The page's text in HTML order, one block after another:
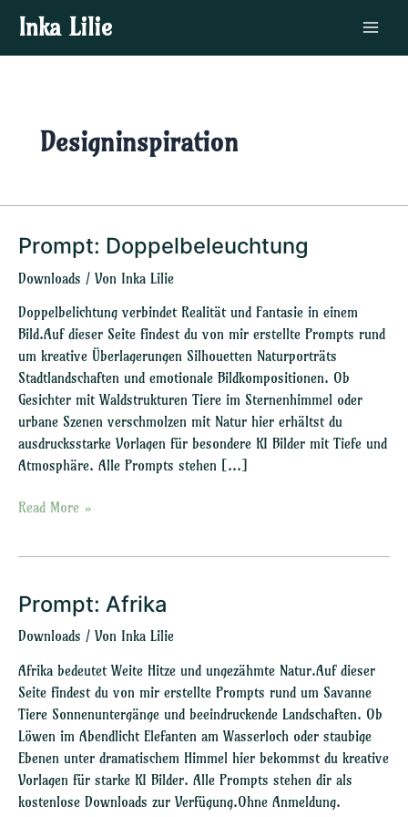
Inhalt
springen
Inka Lilie
Main
Menu
Designinspiration
Prompt: Doppelbeleuchtung
Downloads / Von Inka Lilie
Doppelbelichtung verbindet Realität und Fantasie in einem
Bild.Auf dieser Seite findest du von mir erstellte Prompts rund
um kreative Überlagerungen Silhouetten Naturporträts
Stadtlandschaften und emotionale Bildkompositionen. Ob
Gesichter mit Waldstrukturen Tiere im Sternenhimmel oder
urbane Szenen verschmolzen mit Natur hier erhältst du
ausdrucksstarke Vorlagen für besondere KI Bilder mit Tiefe und
Atmosphäre. Alle Prompts stehen […]
Prompt:
Read More »
Prompt: Afrika
Downloads / Von Inka Lilie
Afrika bedeutet Weite Hitze und ungezähmte Natur.Auf dieser
Seite findest du von mir erstellte Prompts rund um Savanne
Tiere Sonnenuntergänge und beeindruckende Landschaften. Ob
Löwen im Abendlicht Elefanten am Wasserloch oder staubige
Ebenen unter dramatischem Himmel hier bekommst du kreative
Vorlagen für starke KI Bilder. Alle Prompts stehen dir als
kostenlose Downloads zur Verfügung.Ohne Anmeldung.
Prompt: